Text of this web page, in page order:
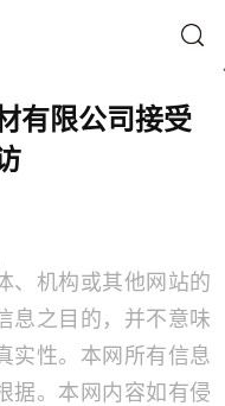
有限公司接受
、机构或其他网站的
息之目的，并不意味
实性。本网所有信息
据。本网内容如有侵